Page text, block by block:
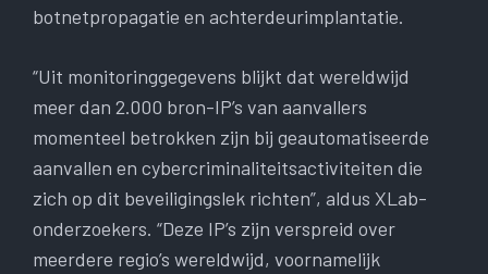
botnetpropagatie en achterdeurimplantatie.
“Uit monitoringgegevens blijkt dat wereldwijd
meer dan 2.000 bron-IP’s van aanvallers
momenteel betrokken zijn bij geautomatiseerde
aanvallen en cybercriminaliteitsactiviteiten die
zich op dit beveiligingslek richten”, aldus XLab-
onderzoekers. “Deze IP’s zijn verspreid over
meerdere regio’s wereldwijd, voornamelijk